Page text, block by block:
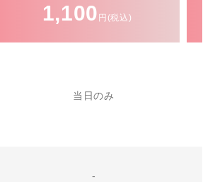
1,100 円(税込)
当日のみ
-